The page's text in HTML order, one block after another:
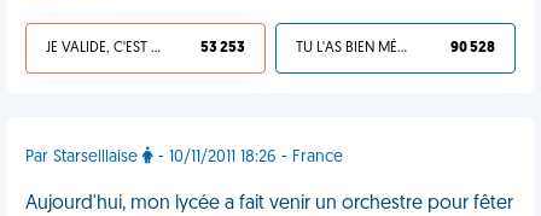
JE VALIDE, C'EST UNE VDM 53 253 TU L'AS BIEN MÉRITÉ 90 528
Par Starseillaise - 10/11/2011 18:26 - France
Aujourd'hui, mon lycée a fait venir un orchestre pour fêter